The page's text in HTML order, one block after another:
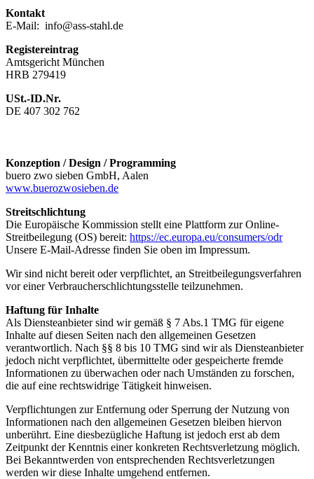
Kontakt
E-Mail: info@ass-stahl.de
Registereintrag
Amtsgericht München
HRB 279419
USt.-ID.Nr.
DE 407 302 762
Konzeption / Design / Programming
buero zwo sieben GmbH, Aalen
www.buerozwosieben.de
Streitschlichtung
Die Europäische Kommission stellt eine Plattform zur Online-
Streitbeilegung (OS) bereit: https://ec.europa.eu/consumers/odr
Unsere E-Mail-Adresse finden Sie oben im Impressum.
Wir sind nicht bereit oder verpflichtet, an Streitbeilegungsverfahren
vor einer Verbraucherschlichtungsstelle teilzunehmen.
Haftung für Inhalte
Als Diensteanbieter sind wir gemäß § 7 Abs.1 TMG für eigene
Inhalte auf diesen Seiten nach den allgemeinen Gesetzen
verantwortlich. Nach §§ 8 bis 10 TMG sind wir als Diensteanbieter
jedoch nicht verpflichtet, übermittelte oder gespeicherte fremde
Informationen zu überwachen oder nach Umständen zu forschen,
die auf eine rechtswidrige Tätigkeit hinweisen.
Verpflichtungen zur Entfernung oder Sperrung der Nutzung von
Informationen nach den allgemeinen Gesetzen bleiben hiervon
unberührt. Eine diesbezügliche Haftung ist jedoch erst ab dem
Zeitpunkt der Kenntnis einer konkreten Rechtsverletzung möglich.
Bei Bekanntwerden von entsprechenden Rechtsverletzungen
werden wir diese Inhalte umgehend entfernen.